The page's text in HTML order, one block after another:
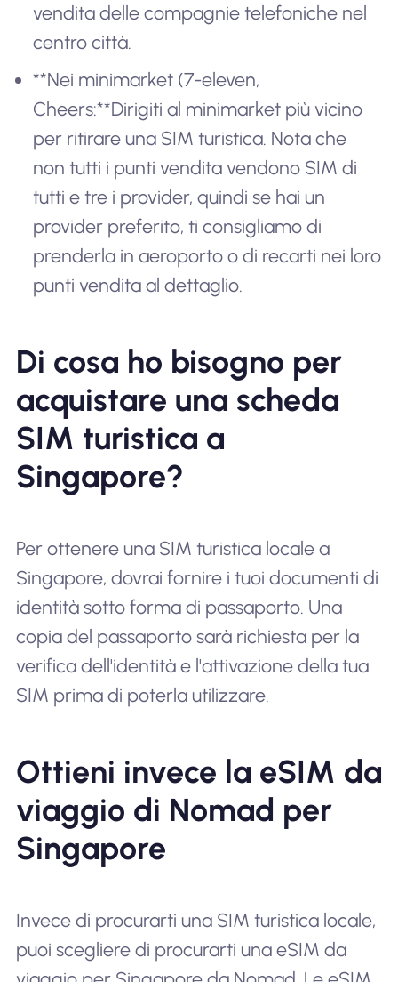
vendita delle compagnie telefoniche nel
centro città.
**Nei minimarket (7-eleven,
Cheers:**Dirigiti al minimarket più vicino
per ritirare una SIM turistica. Nota che
non tutti i punti vendita vendono SIM di
tutti e tre i provider, quindi se hai un
provider preferito, ti consigliamo di
prenderla in aeroporto o di recarti nei loro
punti vendita al dettaglio.
Di cosa ho bisogno per
acquistare una scheda
SIM turistica a
Singapore?
Per ottenere una SIM turistica locale a
Singapore, dovrai fornire i tuoi documenti di
identità sotto forma di passaporto. Una
copia del passaporto sarà richiesta per la
verifica dell'identità e l'attivazione della tua
SIM prima di poterla utilizzare.
Ottieni invece la eSIM da
viaggio di Nomad per
Singapore
Invece di procurarti una SIM turistica locale,
puoi scegliere di procurarti una eSIM da